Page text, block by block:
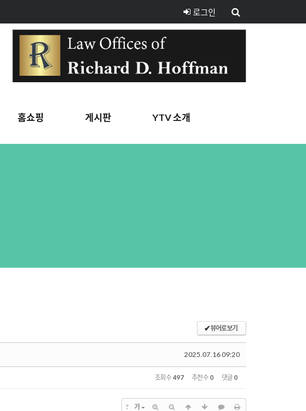
로그인
홈쇼핑 게시판 YTV 소개
✔뷰어로 보기
2025.07.16 09:20
조회 수497 추천 수0 댓글0
? 가